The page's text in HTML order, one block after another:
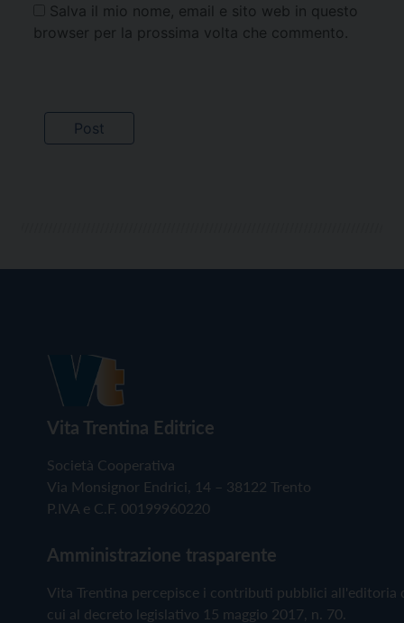
Salva il mio nome, email e sito web in questo
browser per la prossima volta che commento.
Vita Trentina Editrice
Società Cooperativa
Via Monsignor Endrici, 14 – 38122 Trento
P.IVA e C.F. 00199960220
Amministrazione trasparente
Vita Trentina percepisce i contributi pubblici all'editoria
cui al decreto legislativo 15 maggio 2017, n. 70.